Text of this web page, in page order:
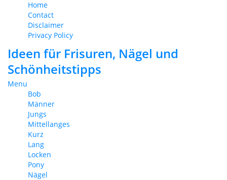
Home
Contact
Disclaimer
Privacy Policy
Ideen für Frisuren, Nägel und
Schönheitstipps
Menu
Bob
Männer
Jungs
Mittellanges
Kurz
Lang
Locken
Pony
Nägel